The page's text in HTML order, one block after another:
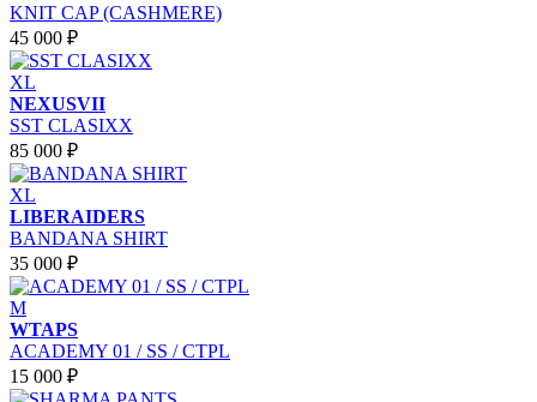
KNIT CAP (CASHMERE)
45 000 ₽
XL
NEXUSVII
SST CLASIXX
85 000 ₽
XL
LIBERAIDERS
BANDANA SHIRT
35 000 ₽
M
WTAPS
ACADEMY 01 / SS / CTPL
15 000 ₽